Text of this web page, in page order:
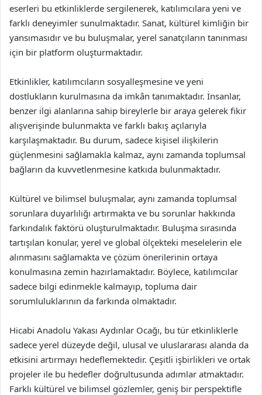
eserleri bu etkinliklerde sergilenerek, katılımcılara yeni ve
farklı deneyimler sunulmaktadır. Sanat, kültürel kimliğin bir
yansımasıdır ve bu buluşmalar, yerel sanatçıların tanınması
için bir platform oluşturmaktadır.
Etkinlikler, katılımcıların sosyalleşmesine ve yeni
dostlukların kurulmasına da imkân tanımaktadır. İnsanlar,
benzer ilgi alanlarına sahip bireylerle bir araya gelerek fikir
alışverişinde bulunmakta ve farklı bakış açılarıyla
karşılaşmaktadır. Bu durum, sadece kişisel ilişkilerin
güçlenmesini sağlamakla kalmaz, aynı zamanda toplumsal
bağların da kuvvetlenmesine katkıda bulunmaktadır.
Kültürel ve bilimsel buluşmalar, aynı zamanda toplumsal
sorunlara duyarlılığı artırmakta ve bu sorunlar hakkında
farkındalık faktörü oluşturulmaktadır. Buluşma sırasında
tartışılan konular, yerel ve global ölçekteki meselelerin ele
alınmasını sağlamakta ve çözüm önerilerinin ortaya
konulmasına zemin hazırlamaktadır. Böylece, katılımcılar
sadece bilgi edinmekle kalmayıp, topluma dair
sorumluluklarının da farkında olmaktadır.
Hicabi Anadolu Yakası Aydınlar Ocağı, bu tür etkinliklerle
sadece yerel düzeyde değil, ulusal ve uluslararası alanda da
etkisini artırmayı hedeflemektedir. Çeşitli işbirlikleri ve ortak
projeler ile bu hedefler doğrultusunda adımlar atmaktadır.
Farklı kültürel ve bilimsel gözlemler, geniş bir perspektifle